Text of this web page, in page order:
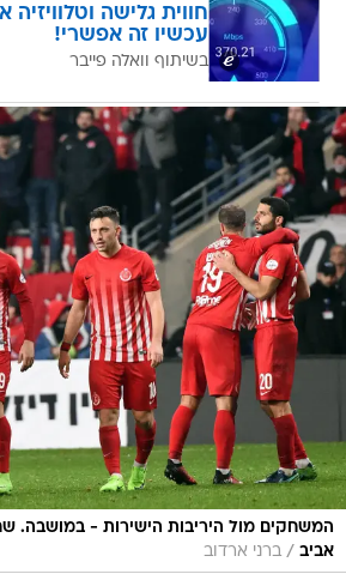
חווית גלישה וטלוויזיה
עכשיו זה אפשרי!
בשיתוף וואלה פייבר
המשחקים מול היריבות הישירות - במושבה.
אביב / ברני ארדוב